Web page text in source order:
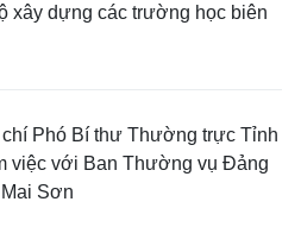
xây dựng các trường học biên
Phó Bí thư Thường trực Tỉnh
việc với Ban Thường vụ Đảng
Sơn